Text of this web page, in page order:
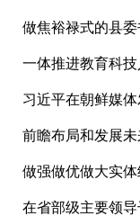
做焦裕禄式的县
一体推进教育科
习近平在朝鲜媒
前瞻布局和发展未
做强做优做大实
在省部级主要领